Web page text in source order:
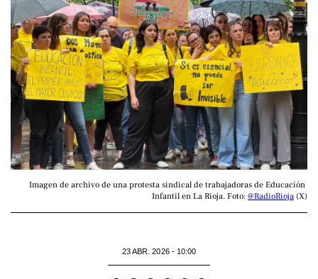
Imagen de archivo de una protesta sindical de trabajadoras de Educación
Infantil en La Rioja. Foto: @RadioRioja (X)
23 ABR. 2026 - 10:00